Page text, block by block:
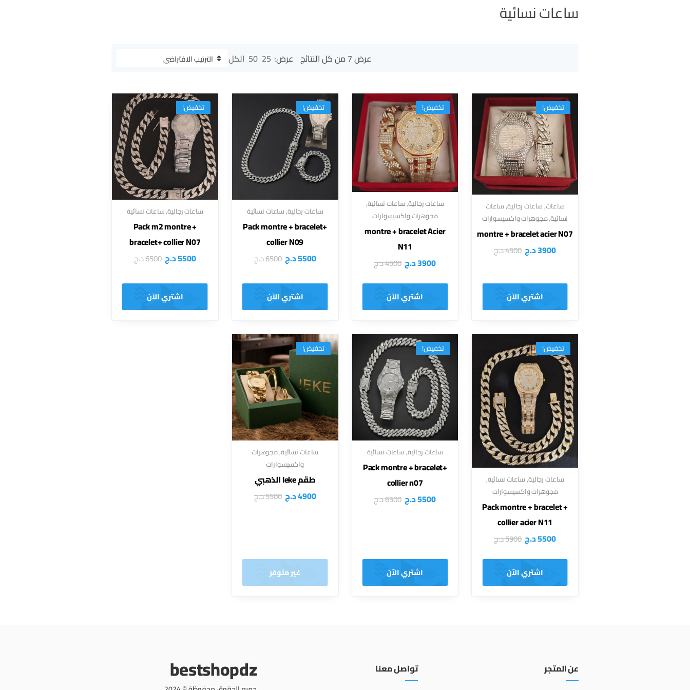
ساعات نسائية
عرض ⁦7⁩ من كل النتائج عرض: 25
50 الكل
تخفيض!
ساعات,ساعات رجالية,ساعات
نسائية,مجوهرات واكسيسوارات
montre + bracelet acier N07
3900د.ج 4500د.ج
اشتري الآن
تخفيض!
ساعات رجالية,ساعات نسائية,
مجوهرات واكسيسوارات
montre + bracelet Acier
N11
3900د.ج 4500د.ج
اشتري الآن
تخفيض!
ساعات رجالية,ساعات نسائية
Pack montre + bracelet+
collier N09
5500د.ج 6500د.ج
اشتري الآن
تخفيض!
ساعات رجالية,ساعات نسائية
Pack m2 montre +
bracelet+ collier N07
5500د.ج 6500د.ج
اشتري الآن
تخفيض!
ساعات رجالية,ساعات نسائية,
مجوهرات واكسيسوارات
Pack montre + bracelet +
collier acier N11
5500د.ج 5900د.ج
اشتري الآن
تخفيض!
ساعات رجالية,ساعات نسائية
Pack montre + bracelet+
collier n07
5500د.ج 6500د.ج
اشتري الآن
تخفيض!
ساعات نسائية,مجوهرات
واكسيسوارات
طقم Ieke الذهبي
4900د.ج 5500د.ج
غير متوفر
عن المتجر تواصل معنا bestshopdz